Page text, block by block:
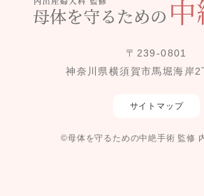
〒239-0801
神奈川県横須賀市馬堀海岸
サイトマップ
©母体を守るための中絶手術 監修